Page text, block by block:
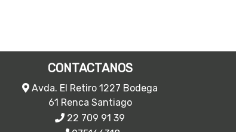
CONTACTANOS
Avda. El Retiro 1227 Bodega
61 Renca Santiago
22 709 91 39